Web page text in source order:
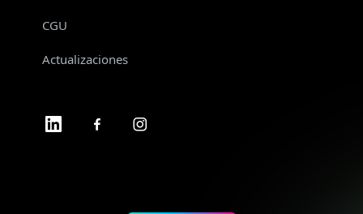
CGU
Actualizaciones